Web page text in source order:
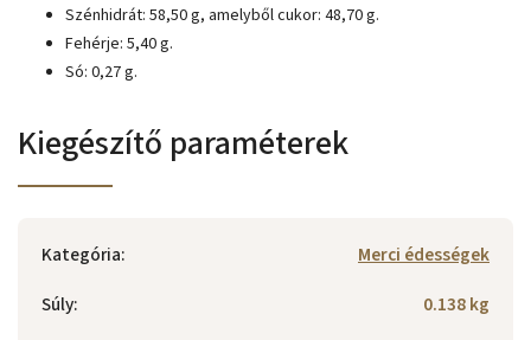
Szénhidrát: 58,50 g, amelyből cukor: 48,70 g.
Fehérje: 5,40 g.
Só: 0,27 g.
Kiegészítő paraméterek
Kategória:
Merci édességek
Súly:
0.138 kg